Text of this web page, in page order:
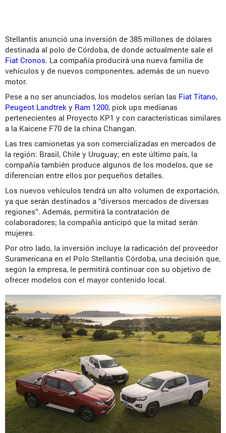
Stellantis anunció una inversión de 385 millones de dólares
destinada al polo de Córdoba, de donde actualmente sale el
Fiat Cronos. La compañía producirá una nueva familia de
vehículos y de nuevos componentes, además de un nuevo
motor.
Pese a no ser anunciados, los modelos serían las Fiat Titano,
Peugeot Landtrek y Ram 1200, pick ups medianas
pertenecientes al Proyecto KP1 y con características similares
a la Kaicene F70 de la china Changan.
Las tres camionetas ya son comercializadas en mercados de
la región: Brasil, Chile y Uruguay; en este último país, la
compañía también produce algunos de los modelos, que se
diferencian entre ellos por pequeños detalles.
Los nuevos vehículos tendrá un alto volumen de exportación,
ya que serán destinados a “diversos mercados de diversas
regiones”. Además, permitirá la contratación de
colaboradores; la compañía anticipó que la mitad serán
mujeres.
Por otro lado, la inversión incluye la radicación del proveedor
Suramericana en el Polo Stellantis Córdoba, una decisión que,
según la empresa, le permitirá continuar con su objetivo de
ofrecer modelos con el mayor contenido local.